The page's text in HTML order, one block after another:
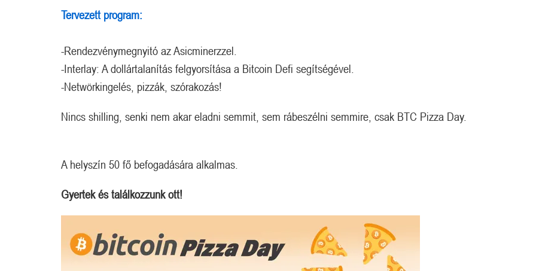
Tervezett program:
-Rendezvénymegnyitó az Asicminerzzel.
-Interlay: A dollártalanítás felgyorsítása a Bitcoin Defi segítségével.
-Netwörkingelés, pizzák, szórakozás!
Nincs shilling, senki nem akar eladni semmit, sem rábeszélni semmire, csak BTC Pizza Day.
A helyszín 50 fő befogadására alkalmas.
Gyertek és találkozzunk ott!